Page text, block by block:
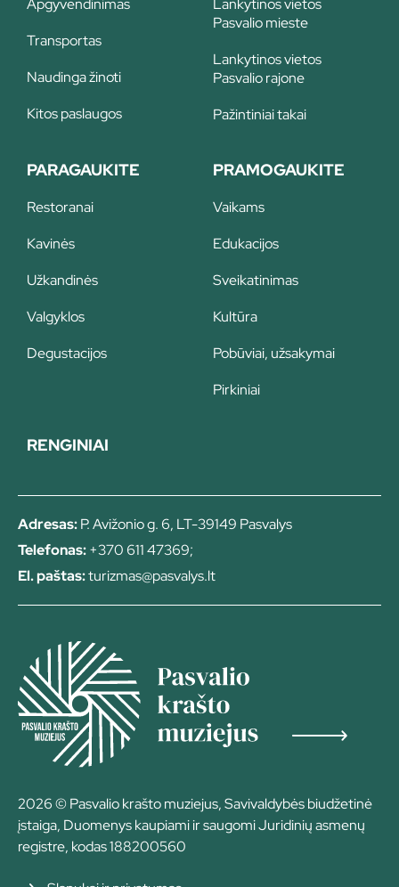
Apgyvendinimas
Transportas
Naudinga žinoti
Kitos paslaugos
Lankytinos vietos
Pasvalio mieste
Lankytinos vietos
Pasvalio rajone
Pažintiniai takai
PARAGAUKITE
Restoranai
Kavinės
Užkandinės
Valgyklos
Degustacijos
PRAMOGAUKITE
Vaikams
Edukacijos
Sveikatinimas
Kultūra
Pobūviai, užsakymai
Pirkiniai
RENGINIAI
Adresas:P. Avižonio g. 6, LT-39149 Pasvalys
Telefonas:+370 611 47369;
El. paštas:turizmas@pasvalys.lt
2026 © Pasvalio krašto muziejus, Savivaldybės biudžetinė
įstaiga, Duomenys kaupiami ir saugomi Juridinių asmenų
registre, kodas 188200560